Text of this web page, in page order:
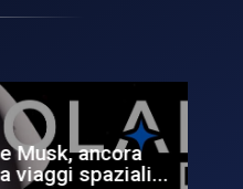
ancora
spaziali...